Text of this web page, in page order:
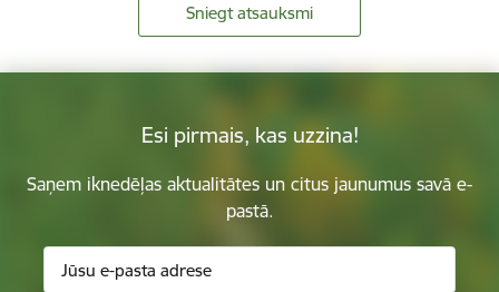
Sniegt atsauksmi
Esi pirmais, kas uzzina!
Saņem iknedēļas aktualitātes un citus jaunumus savā e-
pastā.